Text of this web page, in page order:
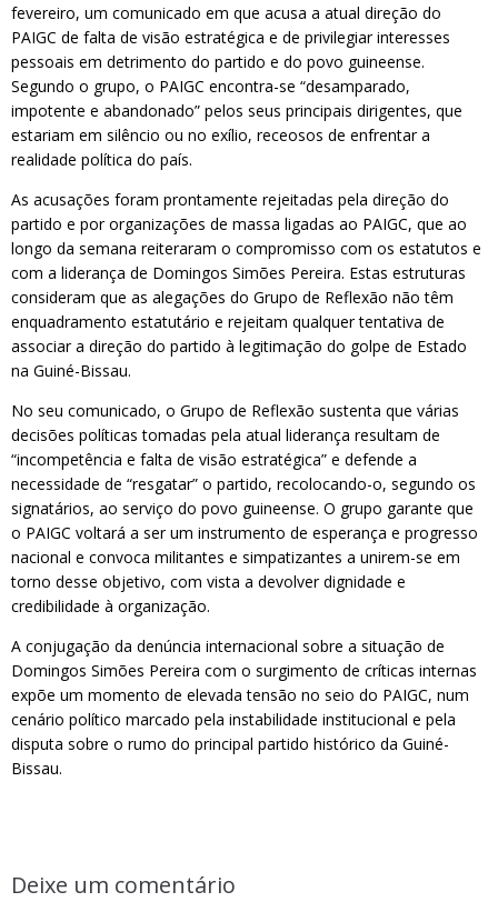
fevereiro, um comunicado em que acusa a atual direção do
PAIGC de falta de visão estratégica e de privilegiar interesses
pessoais em detrimento do partido e do povo guineense.
Segundo o grupo, o PAIGC encontra-se “desamparado,
impotente e abandonado” pelos seus principais dirigentes, que
estariam em silêncio ou no exílio, receosos de enfrentar a
realidade política do país.
As acusações foram prontamente rejeitadas pela direção do
partido e por organizações de massa ligadas ao PAIGC, que ao
longo da semana reiteraram o compromisso com os estatutos e
com a liderança de Domingos Simões Pereira. Estas estruturas
consideram que as alegações do Grupo de Reflexão não têm
enquadramento estatutário e rejeitam qualquer tentativa de
associar a direção do partido à legitimação do golpe de Estado
na Guiné-Bissau.
No seu comunicado, o Grupo de Reflexão sustenta que várias
decisões políticas tomadas pela atual liderança resultam de
“incompetência e falta de visão estratégica” e defende a
necessidade de “resgatar” o partido, recolocando-o, segundo os
signatários, ao serviço do povo guineense. O grupo garante que
o PAIGC voltará a ser um instrumento de esperança e progresso
nacional e convoca militantes e simpatizantes a unirem-se em
torno desse objetivo, com vista a devolver dignidade e
credibilidade à organização.
A conjugação da denúncia internacional sobre a situação de
Domingos Simões Pereira com o surgimento de críticas internas
expõe um momento de elevada tensão no seio do PAIGC, num
cenário político marcado pela instabilidade institucional e pela
disputa sobre o rumo do principal partido histórico da Guiné-
Bissau.
Deixe um comentário